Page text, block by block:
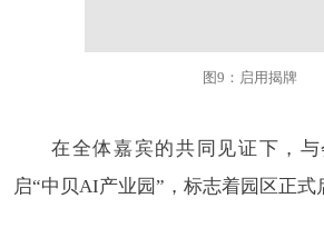
图9：启用揭牌
在全体嘉宾的共同见证下，
启“中贝AI产业园”，标志着园区正式